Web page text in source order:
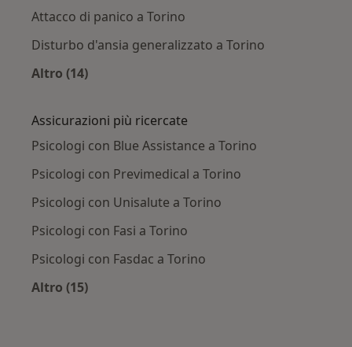
Attacco di panico a Torino
Disturbo d'ansia generalizzato a Torino
Altro (14)
Assicurazioni più ricercate
Psicologi con Blue Assistance a Torino
Psicologi con Previmedical a Torino
Psicologi con Unisalute a Torino
Psicologi con Fasi a Torino
Psicologi con Fasdac a Torino
Altro (15)